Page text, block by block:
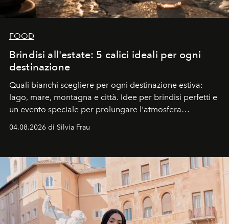
FOOD
Brindisi all'estate: 5 calici ideali per ogni
destinazione
Quali bianchi scegliere per ogni destinazione estiva:
lago, mare, montagna e città. Idee per brindisi perfetti e
un evento speciale per prolungare l'atmosfera
04.08.2026 di Silvia Frau